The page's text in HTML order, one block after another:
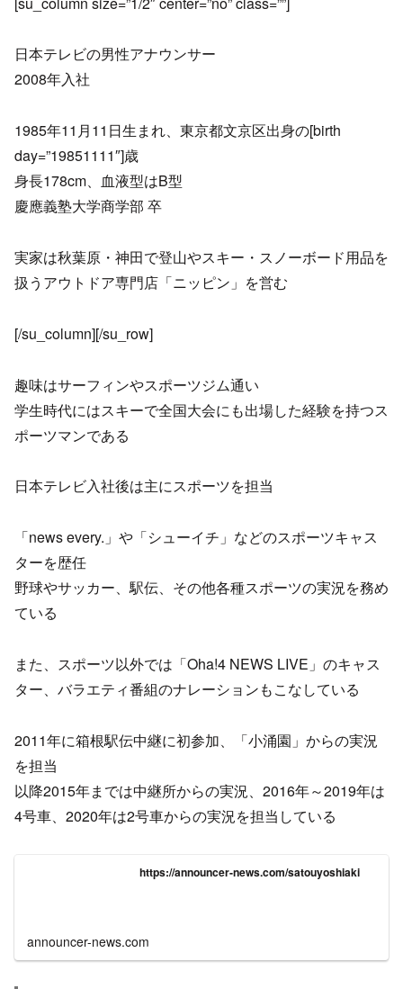
日本テレビの男性アナウンサー
2008年入社
1985年11月11日生まれ、東京都文京区出身の[birth
day=”19851111″]歳
身長178cm、血液型はB型
慶應義塾大学商学部 卒
実家は秋葉原・神田で登山やスキー・スノーボード用品を
扱うアウトドア専門店「ニッピン」を営む
[/su_column][/su_row]
趣味はサーフィンやスポーツジム通い
学生時代にはスキーで全国大会にも出場した経験を持つス
ポーツマンである
日本テレビ入社後は主にスポーツを担当
「news every.」や「シューイチ」などのスポーツキャス
ターを歴任
野球やサッカー、駅伝、その他各種スポーツの実況を務め
ている
また、スポーツ以外では「Oha!4 NEWS LIVE」のキャス
ター、バラエティ番組のナレーションもこなしている
2011年に箱根駅伝中継に初参加、「小涌園」からの実況
を担当
以降2015年までは中継所からの実況、2016年～2019年は
4号車、2020年は2号車からの実況を担当している
https://announcer-news.com/satouyoshiaki
announcer-news.com